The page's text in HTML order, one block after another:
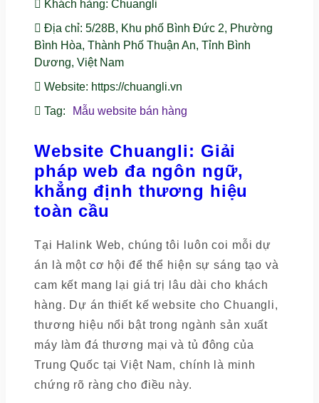
Khách hàng: Chuangli
Địa chỉ: 5/28B, Khu phố Bình Đức 2, Phường
Bình Hòa, Thành Phố Thuận An, Tỉnh Bình
Dương, Việt Nam
Website: https://chuangli.vn
Tag: Mẫu website bán hàng
Website Chuangli: Giải
pháp web đa ngôn ngữ,
khẳng định thương hiệu
toàn cầu
Tại Halink Web, chúng tôi luôn coi mỗi dự
án là một cơ hội để thể hiện sự sáng tạo và
cam kết mang lại giá trị lâu dài cho khách
hàng. Dự án thiết kế website cho Chuangli,
thương hiệu nổi bật trong ngành sản xuất
máy làm đá thương mại và tủ đông của
Trung Quốc tại Việt Nam, chính là minh
chứng rõ ràng cho điều này.